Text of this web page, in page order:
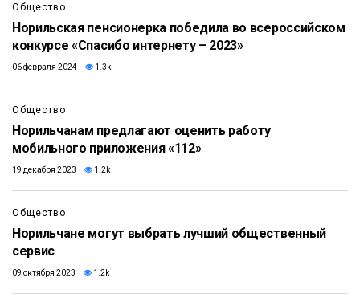
Общество
Норильская пенсионерка победила во всероссийском
конкурсе «Спасибо интернету – 2023»
06 февраля 2024 1.3k
Общество
Норильчанам предлагают оценить работу
мобильного приложения «112»
19 декабря 2023 1.2k
Общество
Норильчане могут выбрать лучший общественный
сервис
09 октября 2023 1.2k